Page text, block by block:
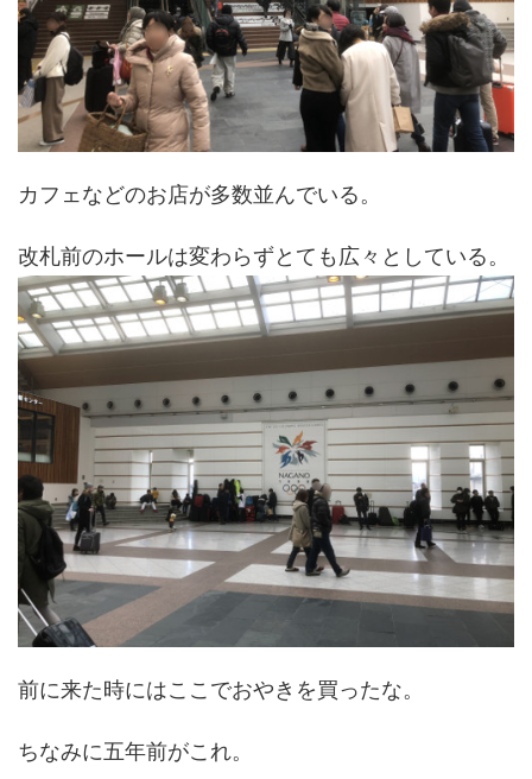
カフェなどのお店が多数並んでいる。
改札前のホールは変わらずとても広々としている。
前に来た時にはここでおやきを買ったな。
ちなみに五年前がこれ。